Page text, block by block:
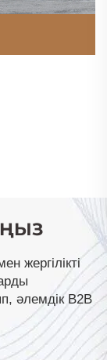
жергілікті
әлемдік B2B